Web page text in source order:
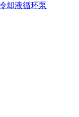
却液循环泵